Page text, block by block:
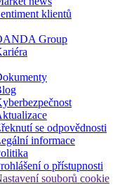
klientů
Group
se odpovědnosti
informace
o přístupnosti
souborů cookie